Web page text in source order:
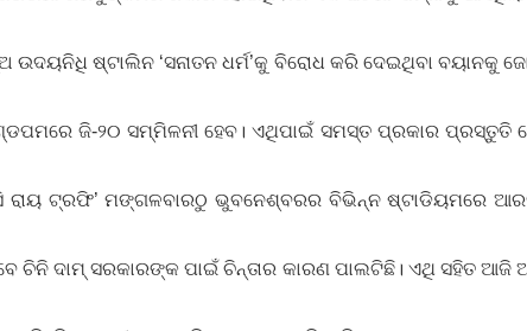
ଷ୍ଟାଲିନ ‘ସନାତନ ଧର୍ମ’କୁ ବିରୋଧ କରି ଦେଇଥିବା ବୟାନକୁ
ଜି-୨୦ ସମ୍ମିଳନୀ ହେବ। ଏଥିପାଇଁ ସମସ୍ତ ପ୍ରକାର ପ୍ରସ୍ତୁତି
ରାୟ ଟ୍ରଫି’ ମଙ୍ଗଳବାରଠୁ ଭୁବନେଶ୍ବରର ବିଭିନ୍ନ ଷ୍ଟାଡିୟମରେ
ଚିନି ଦାମ୍‌ ସରକାରଙ୍କ ପାଇଁ ଚିନ୍ତାର କାରଣ ପାଲଟିଛି। ଏଥି ସହିତ